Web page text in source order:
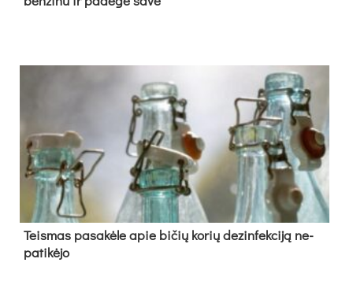
Teis­mas pa­sa­kė­le apie bi­čių ko­rių de­zin­fek­ci­ją ne­
pa­ti­kė­jo